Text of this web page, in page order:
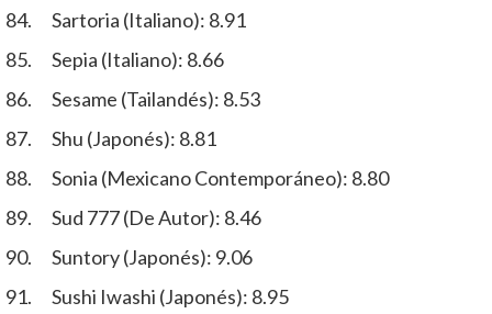
Sartoria (Italiano): 8.91
Sepia (Italiano): 8.66
Sesame (Tailandés): 8.53
Shu (Japonés): 8.81
Sonia (Mexicano Contemporáneo): 8.80
Sud 777 (De Autor): 8.46
Suntory (Japonés): 9.06
Sushi Iwashi (Japonés): 8.95